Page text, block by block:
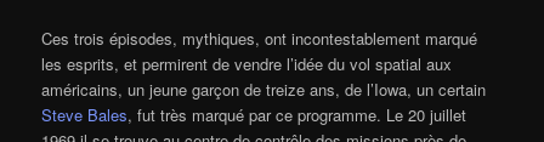
Ces trois épisodes, mythiques, ont incontestablement marqué
les esprits, et permirent de vendre l’idée du vol spatial aux
américains, un jeune garçon de treize ans, de l’Iowa, un certain
Steve Bales, fut très marqué par ce programme. Le 20 juillet